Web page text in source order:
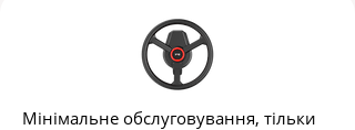
Мінімальне обслуговування, тільки